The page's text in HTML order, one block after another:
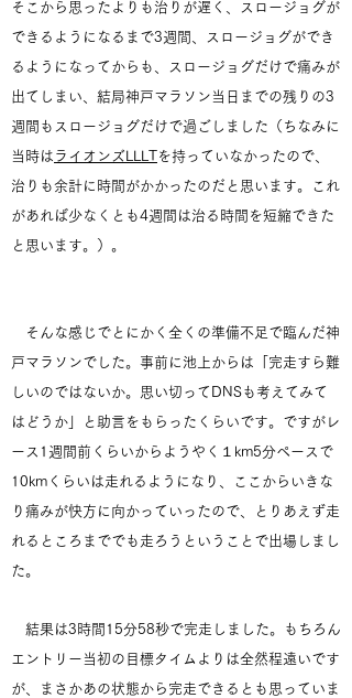
そこから思ったよりも治りが遅く、スロージョグが
できるようになるまで3週間、スロージョグができ
るようになってからも、スロージョグだけで痛みが
出てしまい、結局神戸マラソン当日までの残りの3
週間もスロージョグだけで過ごしました（ちなみに
当時は ライオンズLLLTを持っていなかったので、
治りも余計に時間がかかったのだと思います。これ
があれば少なくとも4週間は治る時間を短縮できた
と思います。）。
そんな感じでとにかく全くの準備不足で臨んだ神
戸マラソンでした。事前に池上からは「完走すら難
しいのではないか。思い切ってDNSも考えてみて
はどうか」と助言をもらったくらいです。ですがレ
ース1週間前くらいからようやく１km5分ペースで
10kmくらいは走れるようになり、ここからいきな
り痛みが快方に向かっていったので、とりあえず走
れるところまででも走ろうということで出場しまし
た。
結果は3時間15分58秒で完走しました。もちろん
エントリー当初の目標タイムよりは全然程遠いです
が、まさかあの状態から完走できるとも思っていま